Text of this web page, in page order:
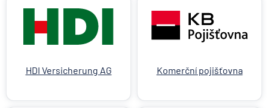
HDI Versicherung AG Komerční pojišťovna